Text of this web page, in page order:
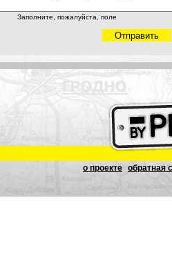
Заполните, пожалуйста, поле
о проекте обратная